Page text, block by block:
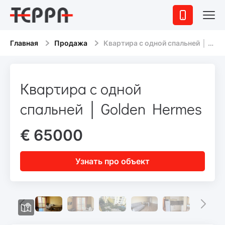
Главная Продажа Квартира с одной спальней │ Golden Hermes
Квартира с одной
спальней │ Golden Hermes
€ 65000
Узнать про объект